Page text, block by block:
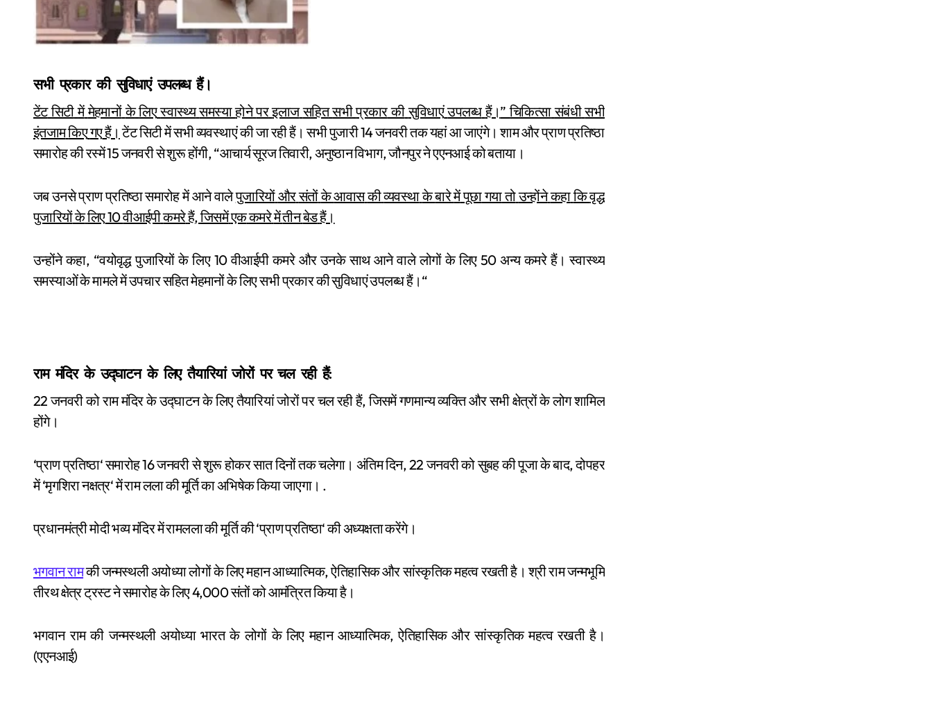
सभी प्रकार की सुविधाएं उपलब्ध हैं।
टेंट सिटी में मेहमानों के लिए स्वास्थ्य समस्या होने पर इलाज सहित सभी प्रकार की सुविधाएं उपलब्ध हैं।”चिकित्सा संबंधी सभी
इंतजामकिएगएहैं। टेंटसिटीमेंसभीव्यवस्थाएंकीजारहीहैं। सभीपुजारी14जनवरीतकयहांआजाएंगे। शामऔरप्राणप्रतिष्ठा
समारोहकीरस्में15जनवरीसेशुरूहोंगी, “आचार्यसूरजतिवारी,अनुष्ठानविभाग,जौनपुरनेएएनआईकोबताया।
जबउनसेप्राणप्रतिष्ठासमारोहमें आनेवालेपुजारियों औरसंतोंकेआवासकीव्यवस्थाकेबारेमेंपूछागयातोउन्होंनेकहाकिवृद्ध
पुजारियोंकेलिए10वीआईपीकमरेहैं,जिसमेंएककमरेमेंतीनबेडहैं।
उन्होंने कहा, “वयोवृद्ध पुजारियों के लिए10वीआईपी कमरे और उनके साथ आने वाले लोगों के लिए50अन्य कमरे हैं। स्वास्थ्य
समस्याओंकेमामलेमेंउपचारसहितमेहमानोंकेलिएसभीप्रकारकीसुविधाएंउपलब्धहैं। “
राम मंदिर के उद्घाटन के लिए तैयारियां जोरों पर चल रही हैं:
22जनवरीकोराममंदिरकेउद्घाटनकेलिएतैयारियांजोरोंपरचलरहीहैं,जिसमेंगणमान्यव्यक्ति औरसभी क्षेत्रोंकेलोगशामिल
होंगे।
‘प्राणप्रतिष्ठा‘समारोह16जनवरीसेशुरूहोकरसातदिनोंतकचलेगा। अंतिमदिन, 22जनवरीकोसुबहकीपूजाकेबाद,दोपहर
में‘मृगशिरानक्षत्र‘मेंरामललाकीमूर्तिकाअभिषेककियाजाएगा। .
प्रधानमंत्रीमोदीभव्यमंदिरमेंरामललाकीमूर्तिकी‘प्राणप्रतिष्ठा‘कीअध्यक्षताकरेंगे।
भगवानरामकीजन्मस्थलीअयोध्यालोगोंकेलिएमहानआध्यात्मिक,ऐतिहासिकऔरसांस्कृतिकमहत्वरखतीहै। श्रीरामजन्मभूमि
तीरथक्षेत्रट्रस्टनेसमारोहकेलिए4,000संतोंकोआमंत्रितकियाहै।
भगवान राम की जन्मस्थली अयोध्या भारत के लोगों के लिए महान आध्यात्मिक,ऐतिहासिक और सांस्कृतिक महत्व रखती है।
(एएनआई)